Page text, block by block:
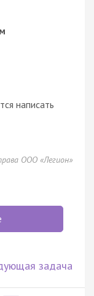
написать
ООО «Легион»
задача